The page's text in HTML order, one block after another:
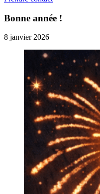
Bonne année !
8 janvier 2026